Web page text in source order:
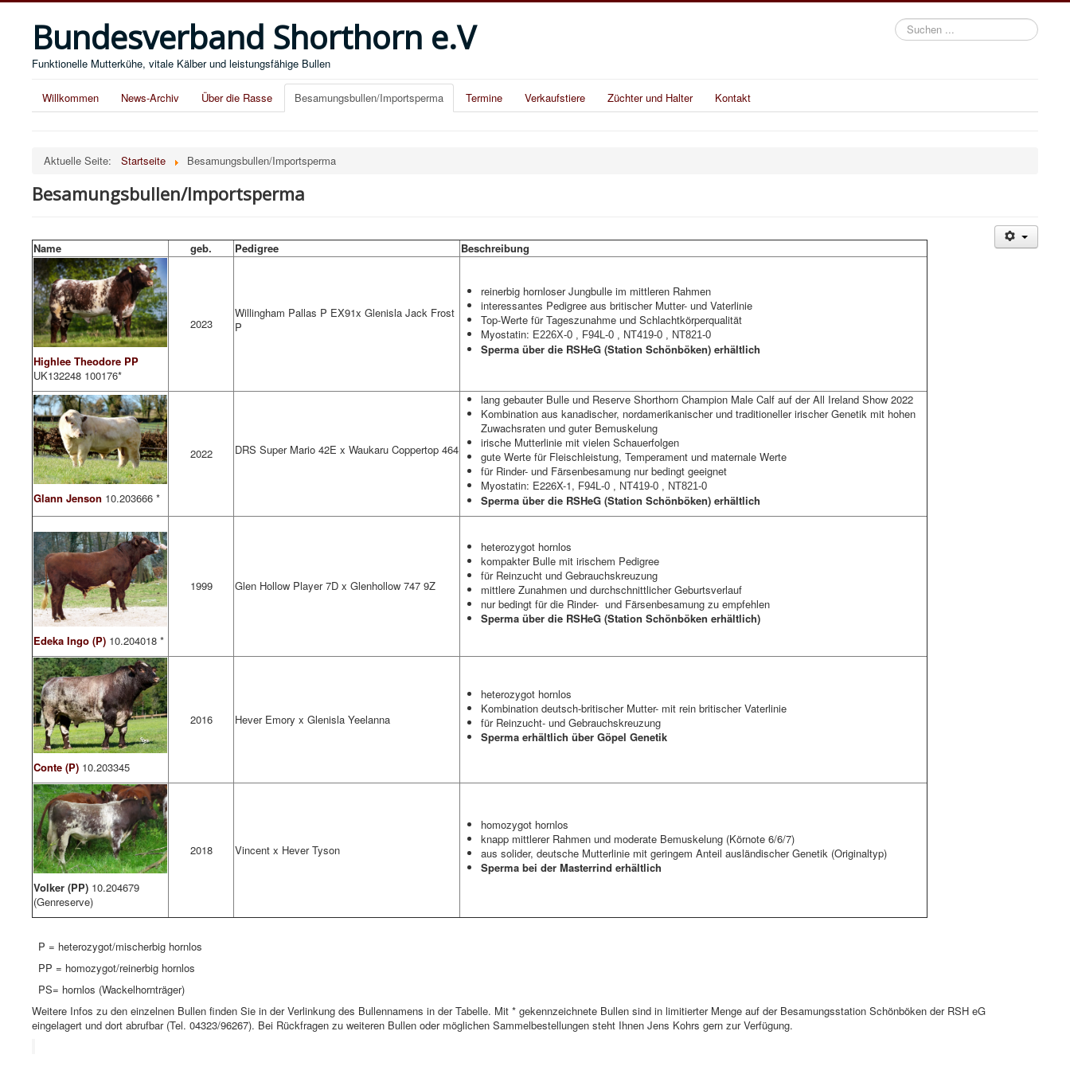
Bundesverband Shorthorn e.V
Funktionelle Mutterkühe, vitale Kälber und leistungsfähige Bullen
Suchen
...
Willkommen News-Archiv Über die Rasse Besamungsbullen/Importsperma Termine Verkaufstiere Züchter und Halter Kontakt
Aktuelle Seite: Startseite Besamungsbullen/Importsperma
Besamungsbullen/Importsperma
Name geb. Pedigree Beschreibung
Highlee Theodore PP
UK132248 100176*
2023
Willingham Pallas P EX91x Glenisla Jack Frost
P
reinerbig hornloser Jungbulle im mittleren Rahmen
interessantes Pedigree aus britischer Mutter- und Vaterlinie
Top-Werte für Tageszunahme und Schlachtkörperqualität
Myostatin: E226X-0 , F94L-0 , NT419-0 , NT821-0
Sperma über die RSHeG (Station Schönböken) erhältlich
Glann Jenson 10.203666 *
2022 DRS Super Mario 42E x Waukaru Coppertop 464
lang gebauter Bulle und Reserve Shorthorn Champion Male Calf auf der All Ireland Show 2022
Kombination aus kanadischer, nordamerikanischer und traditioneller irischer Genetik mit hohen
Zuwachsraten und guter Bemuskelung
irische Mutterlinie mit vielen Schauerfolgen
gute Werte für Fleischleistung, Temperament und maternale Werte
für Rinder- und Färsenbesamung nur bedingt geeignet
Myostatin: E226X-1, F94L-0 , NT419-0 , NT821-0
Sperma über die RSHeG (Station Schönböken) erhältlich
Edeka Ingo (P) 10.204018 *
1999 Glen Hollow Player 7D x Glenhollow 747 9Z
heterozygot hornlos
kompakter Bulle mit irischem Pedigree
für Reinzucht und Gebrauchskreuzung
mittlere Zunahmen und durchschnittlicher Geburtsverlauf
nur bedingt für die Rinder- und Färsenbesamung zu empfehlen
Sperma über die RSHeG (Station Schönböken erhältlich)
Conte (P) 10.203345
2016 Hever Emory x Glenisla Yeelanna
heterozygot hornlos
Kombination deutsch-britischer Mutter- mit rein britischer Vaterlinie
für Reinzucht- und Gebrauchskreuzung
Sperma erhältlich über Göpel Genetik
Volker (PP) 10.204679
(Genreserve)
2018 Vincent x Hever Tyson
homozygot hornlos
knapp mittlerer Rahmen und moderate Bemuskelung (Körnote 6/6/7)
aus solider, deutsche Mutterlinie mit geringem Anteil ausländischer Genetik (Originaltyp)
Sperma bei der Masterrind erhältlich
P = heterozygot/mischerbig hornlos
PP = homozygot/reinerbig hornlos
PS= hornlos (Wackelhornträger)
Weitere Infos zu den einzelnen Bullen finden Sie in der Verlinkung des Bullennamens in der Tabelle. Mit * gekennzeichnete Bullen sind in limitierter Menge auf der Besamungsstation Schönböken der RSH eG
eingelagert und dort abrufbar (Tel. 04323/96267). Bei Rückfragen zu weiteren Bullen oder möglichen Sammelbestellungen steht Ihnen Jens Kohrs gern zur Verfügung.